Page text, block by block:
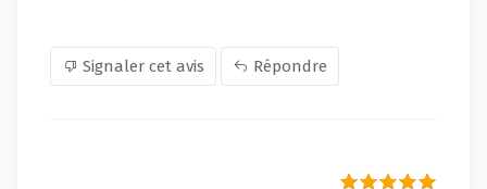
Signaler cet avis Répondre